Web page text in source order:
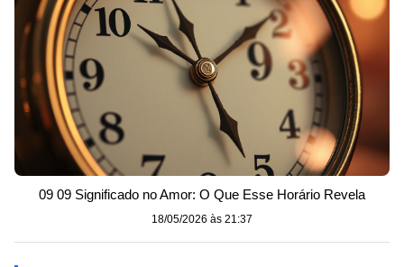
09 09 Significado no Amor: O Que Esse Horário Revela
18/05/2026 às 21:37